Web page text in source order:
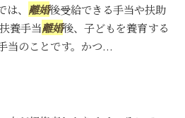
、 離婚後受給できる手当や扶助
養手当離婚後、子どもを養育する
当のことです。かつ...